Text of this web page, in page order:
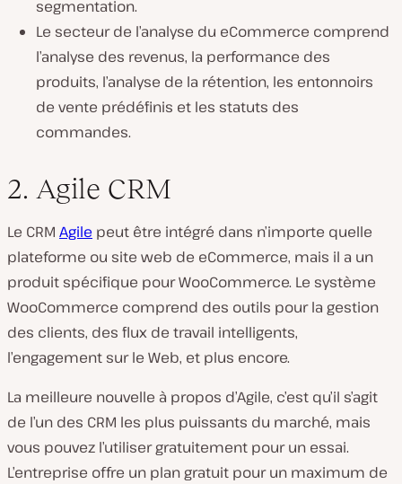
segmentation.
Le secteur de l’analyse du eCommerce comprend
l’analyse des revenus, la performance des
produits, l’analyse de la rétention, les entonnoirs
de vente prédéfinis et les statuts des
commandes.
2. Agile CRM
Le CRM Agile peut être intégré dans n’importe quelle
plateforme ou site web de eCommerce, mais il a un
produit spécifique pour WooCommerce. Le système
WooCommerce comprend des outils pour la gestion
des clients, des flux de travail intelligents,
l’engagement sur le Web, et plus encore.
La meilleure nouvelle à propos d’Agile, c’est qu’il s’agit
de l’un des CRM les plus puissants du marché, mais
vous pouvez l’utiliser gratuitement pour un essai.
L’entreprise offre un plan gratuit pour un maximum de